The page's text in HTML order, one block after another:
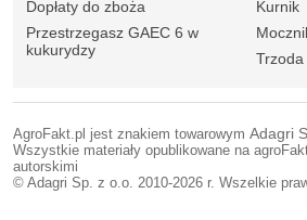
Dopłaty do zboża
Przestrzegasz GAEC 6 w
kukurydzy
Kurnik
AgroFakt.pl jest znakiem towarowym Adagri
Wszystkie materiały opublikowane na
autorskimi
© Adagri Sp. z o.o. 2010-2026 r. Wszelkie